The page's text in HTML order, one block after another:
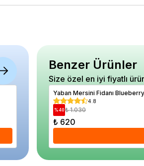
Tombik Dalgalı Saksı Yeşil 10 Litre
5
Benzer Ürünler
Size özel en iyi fiyatlı
Yaban Mersini Fidanı
4.8
%40 ₺ 1.030
₺ 620